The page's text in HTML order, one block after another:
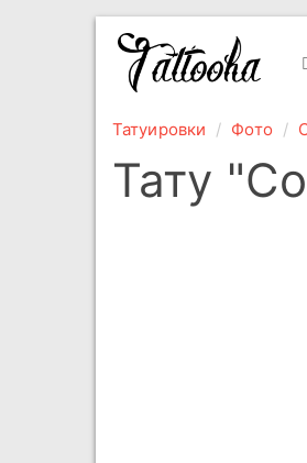
Татуировки Фото
Тату